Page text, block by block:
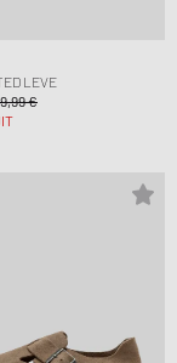
LEVE
€